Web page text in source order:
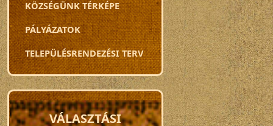
KÖZSÉGÜNK TÉRKÉPE
PÁLYÁZATOK
TELEPÜLÉSRENDEZÉSI TERV
VÁLASZTÁSI